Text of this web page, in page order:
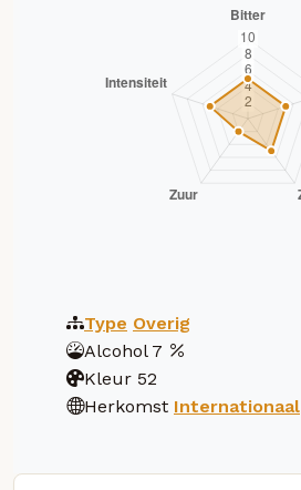
Type Overig
Alcohol 7
Kleur 52
Herkomst Internationaal